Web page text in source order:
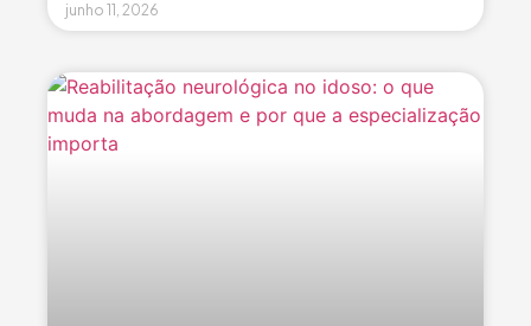
junho 11, 2026